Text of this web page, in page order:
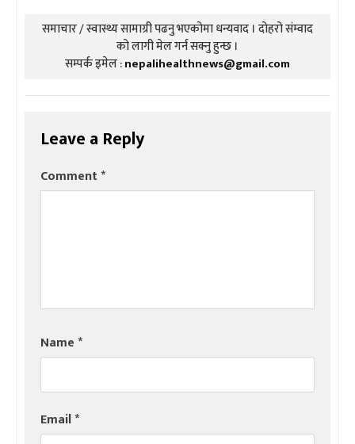
समाचार / स्वास्थ्य सामाग्री पढनु भएकोमा धन्यवाद । दोहरो संम्वाद
को लागी मेल गर्न सक्नु हुन्छ ।
सम्पर्क इमेल :nepalihealthnews@gmail.com
Leave a Reply
Comment*
Name*
Email*